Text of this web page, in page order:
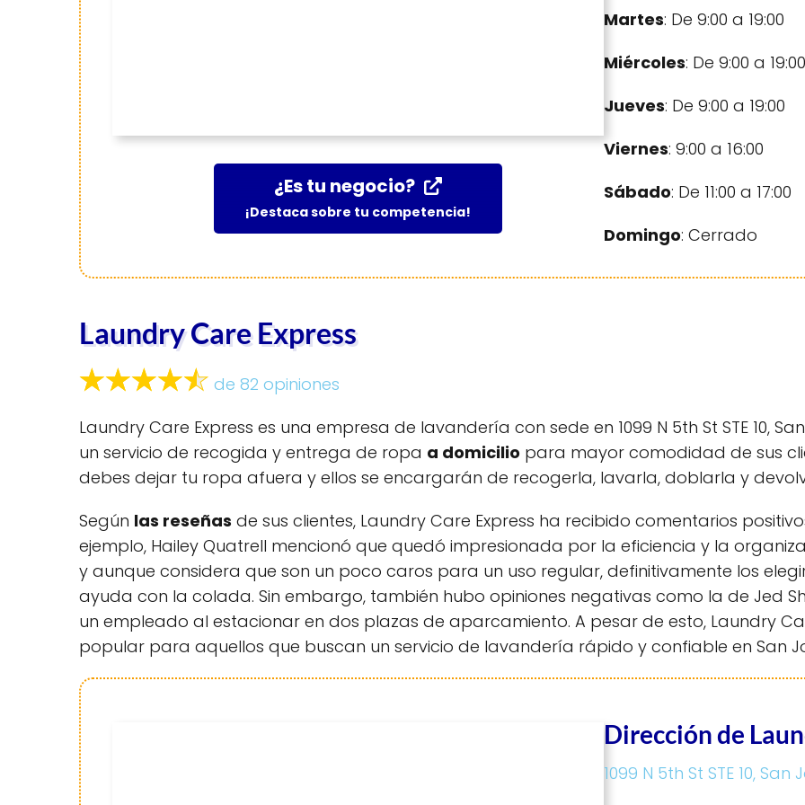
¿Es tu negocio?
¡Destaca sobre tu competencia!
Martes: De 9:00 a 19:00
Miércoles: De 9:00 a 19:00
Jueves: De 9:00 a 19:00
Viernes: 9:00 a 16:00
Sábado: De 11:00 a 17:00
Domingo: Cerrado
Laundry Care Express
de 82 opiniones
Laundry Care Express es una empresa de lavandería con sede en 1099 N 5th St STE 10,
un servicio de recogida y entrega de ropa a domicilio para mayor comodidad de sus
debes dejar tu ropa afuera y ellos se encargarán de recogerla, lavarla, doblarla y
Según las reseñas de sus clientes, Laundry Care Express ha recibido comentarios
ejemplo, Hailey Quatrell mencionó que quedó impresionada por la eficiencia y la
y aunque considera que son un poco caros para un uso regular, definitivamente los
ayuda con la colada. Sin embargo, también hubo opiniones negativas como la de Jed
un empleado al estacionar en dos plazas de aparcamiento. A pesar de esto, Laundry
popular para aquellos que buscan un servicio de lavandería rápido y confiable en San
Dirección de
1099 N 5th St STE 10,